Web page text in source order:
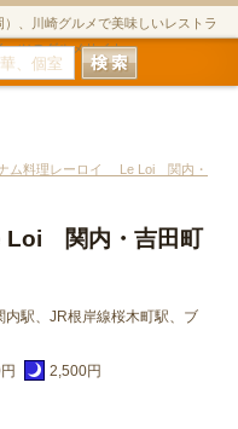
、川崎グルメで美味しいレストラ
ーツのグルメサイト
ム料理レーロイ Le Loi 関内・
Loi 関内・吉田町
駅、JR根岸線桜木町駅、ブ
2,500円